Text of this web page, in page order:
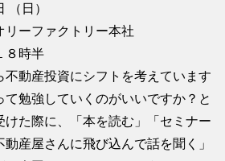
日）
ーファクトリー本社
８時半
不動産投資にシフトを考えています
て勉強していくのがいいですか？と
けた際に、「本を読む」「セミナー
産屋さんに飛び込んで話を聞く」